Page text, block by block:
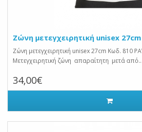
Ζώνη μετεγχειρητική unisex
Ζώνη μετεγχειρητική unisex 27cm Κωδ. 810
Μετεγχειρητική ζώνη απαραίτητη μετά από..
34,00€